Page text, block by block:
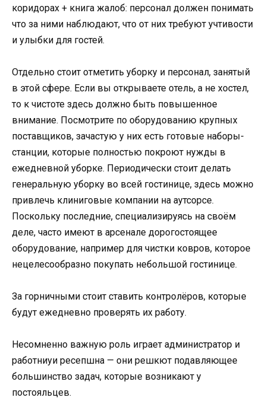
коридорах + книга жалоб: персонал должен понимать
что за ними наблюдают, что от них требуют учтивости
и улыбки для гостей.
Отдельно стоит отметить уборку и персонал, занятый
в этой сфере. Если вы открываете отель, а не хостел,
то к чистоте здесь должно быть повышенное
внимание. Посмотрите по оборудованию крупных
поставщиков, зачастую у них есть готовые наборы-
станции, которые полностью покроют нужды в
ежедневной уборке. Периодически стоит делать
генеральную уборку во всей гостинице, здесь можно
привлечь клиниговые компании на аутсорсе.
Поскольку последние, специализируясь на своём
деле, часто имеют в арсенале дорогостоящее
оборудование, например для чистки ковров, которое
нецелесообразно покупать небольшой гостинице.
За горничными стоит ставить контролёров, которые
будут ежедневно проверять их работу.
Несомненно важную роль играет администратор и
работниуи ресепшна — они решкют подавляющее
большинство задач, которые возникают у
постояльцев.